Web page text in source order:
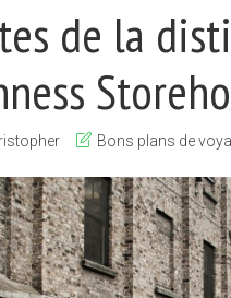
de la
Bons plans de